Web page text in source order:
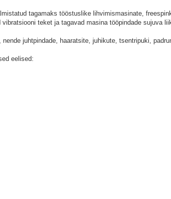
Müller Weingarten pressides
tagamaks tööstuslike lihvimismasinate,
teket ja tagavad masina tööpindade sujuva
juhtpindade, haaratsite, juhikute, tsentripuki,
eelised: